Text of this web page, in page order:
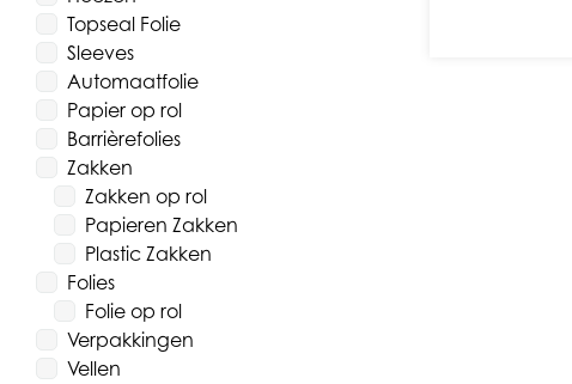
Topseal Folie
Sleeves
Automaatfolie
Papier op rol
Barrièrefolies
Zakken
Zakken op rol
Papieren Zakken
Plastic Zakken
Folies
Folie op rol
Verpakkingen
Vellen